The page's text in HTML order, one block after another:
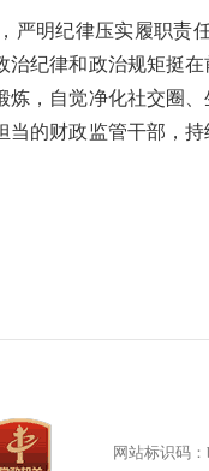
明纪律压实履职责
治纪律和政治规矩挺
炼，自觉净化社交圈
当的财政监管干部，
网站标识码